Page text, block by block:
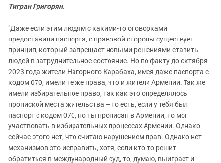
Тигран Григорян.
"Даже если этим людям с какими-то оговорками
предоставили паспорта, с правовой стороны существует
принцип, который запрещает новыми решениями ставить
людей в затруднительное состояние. Но по факту до октября
2023 года жители Нагорного Карабаха, имея даже паспорта с
кодом 070, имели те же права, что и жители Армении. Так же
имели избирательное право, так как это определялось
пропиской места жительства – то есть, если у тебя был
паспорт с кодом 070, но ты прописан в Армении, то мог
участвовать в избирательных процессах Армении. Однако
сейчас этого нет, что считаю нарушением прав. Однако нет
механизмов это исправить, хотя, если кто-то решит
обратиться в международный суд, то, думаю, выиграет и